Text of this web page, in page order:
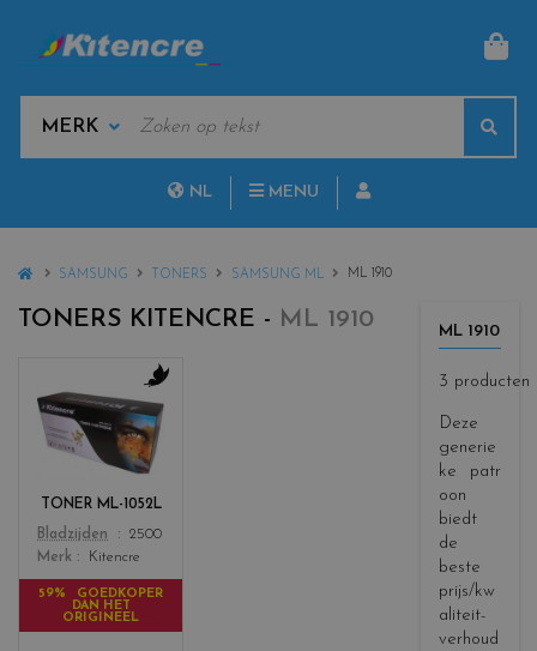
MANUFACTURERS
NL MENU
HOMESAMSUNG TONERS SAMSUNG ML ML 1910
TONERS KITENCRE - ML 1910
TONER ML-1052L
Color
c
o
l
o
_
l
c
Bladzijden
2500
Merk
Kitencre
59% GOEDKOPER
DAN HET
ORIGINEEL
ML 1910
3 producten
Deze
generie
ke patr
oon
biedt
de
beste
prijs/kw
aliteit-
verhoud